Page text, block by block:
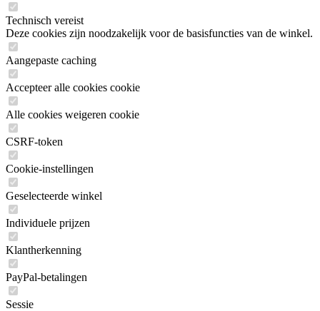
Technisch vereist
Deze cookies zijn noodzakelijk voor de basisfuncties van de winkel.
Aangepaste caching
Accepteer alle cookies cookie
Alle cookies weigeren cookie
CSRF-token
Cookie-instellingen
Geselecteerde winkel
Individuele prijzen
Klantherkenning
PayPal-betalingen
Sessie